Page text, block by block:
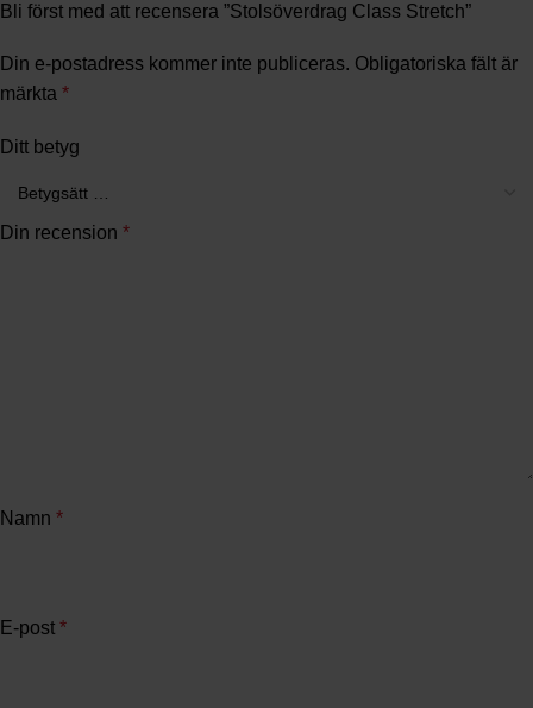
Bli först med att recensera ”Stolsöverdrag Class Stretch”
Din e-postadress kommer inte publiceras. Obligatoriska fält är
märkta *
Ditt betyg
Din recension *
Namn *
E-post *